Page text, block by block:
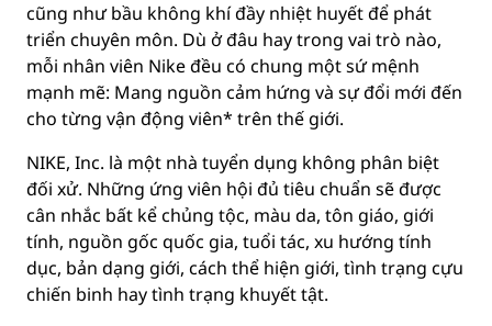
cũng như bầu không khí đầy nhiệt huyết để phát
triển chuyên môn. Dù ở đâu hay trong vai trò nào,
mỗi nhân viên Nike đều có chung một sứ mệnh
mạnh mẽ: Mang nguồn cảm hứng và sự đổi mới đến
cho từng vận động viên* trên thế giới.
NIKE, Inc. là một nhà tuyển dụng không phân biệt
đối xử. Những ứng viên hội đủ tiêu chuẩn sẽ được
cân nhắc bất kể chủng tộc, màu da, tôn giáo, giới
tính, nguồn gốc quốc gia, tuổi tác, xu hướng tính
dục, bản dạng giới, cách thể hiện giới, tình trạng cựu
chiến binh hay tình trạng khuyết tật.